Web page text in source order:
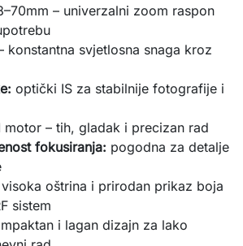
– univerzalni zoom raspon
konstantna svjetlosna snaga kroz
optički IS za stabilnije fotografije i
motor – tih, gladak i precizan rad
fokusiranja: pogodna za detalje
visoka oštrina i prirodan prikaz boja
sistem
i lagan dizajn za lako